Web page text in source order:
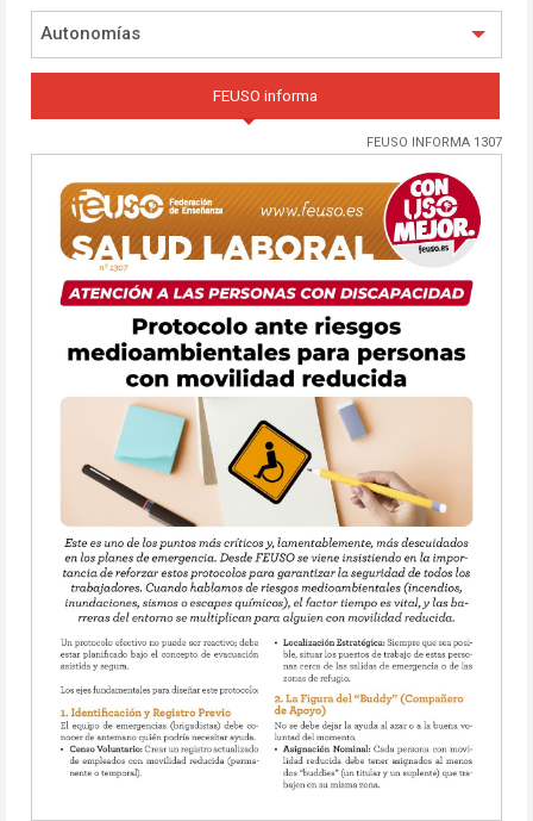
Autonomías
FEUSO informa
FEUSO INFORMA 1307